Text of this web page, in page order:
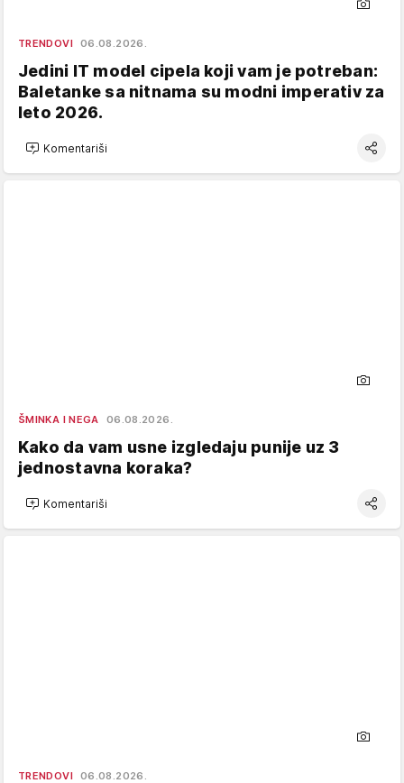
TRENDOVI 06.08.2026.
Jedini IT model cipela koji vam je potreban:
Baletanke sa nitnama su modni imperativ za
leto 2026.
Komentariši
ŠMINKA I NEGA 06.08.2026.
Kako da vam usne izgledaju punije uz 3
jednostavna koraka?
Komentariši
TRENDOVI 06.08.2026.